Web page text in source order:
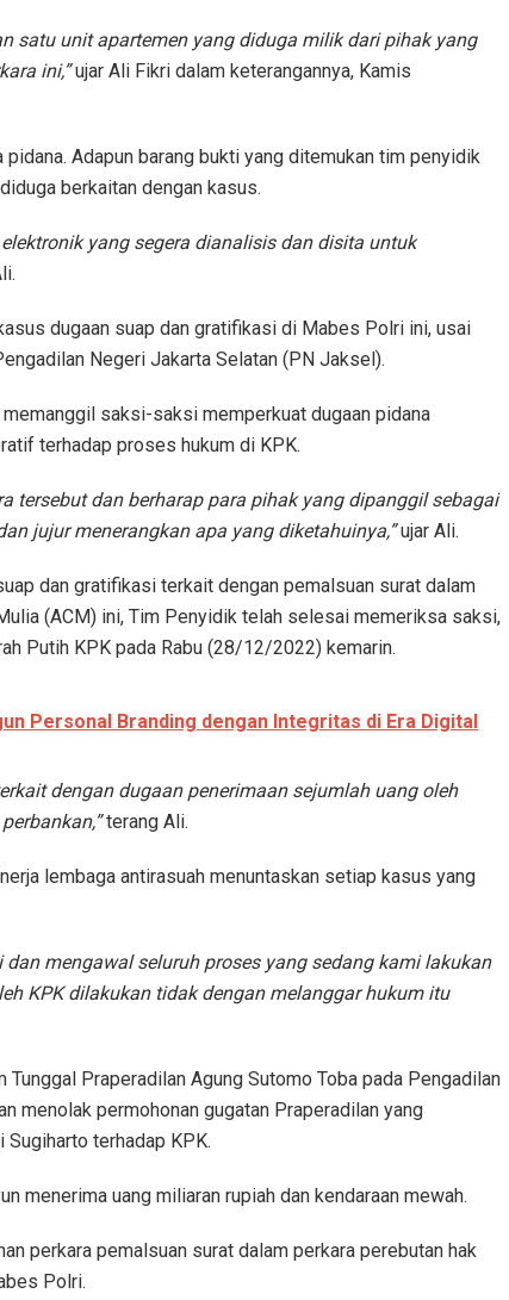
satu unit apartemen yang diduga milik dari pihak yang
ini,”ujar Ali Fikri dalam keterangannya, Kamis
Adapun barang bukti yang ditemukan tim penyidik
berkaitan dengan kasus.
yang segera dianalisis dan disita untuk
dugaan suap dan gratifikasi di Mabes Polri ini, usai
Negeri Jakarta Selatan (PN Jaksel).
saksi-saksi memperkuat dugaan pidana
terhadap proses hukum di KPK.
tersebut dan berharap para pihak yang dipanggil sebagai
jujur menerangkan apa yang diketahuinya,”ujar Ali.
dan gratifikasi terkait dengan pemalsuan surat dalam
(ACM) ini, Tim Penyidik telah selesai memeriksa saksi,
Putih KPK pada Rabu (28/12/2022) kemarin.
Personal Branding dengan Integritas di Era Digital
dengan dugaan penerimaan sejumlah uang oleh
terang Ali.
lembaga antirasuah menuntaskan setiap kasus yang
mengawal seluruh proses yang sedang kami lakukan
KPK dilakukan tidak dengan melanggar hukum itu
Praperadilan Agung Sutomo Toba pada Pengadilan
menolak permohonan gugatan Praperadilan yang
Sugiharto terhadap KPK.
menerima uang miliaran rupiah dan kendaraan mewah.
perkara pemalsuan surat dalam perkara perebutan hak
Polri.